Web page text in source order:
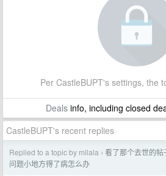
Per CastleBUPT's settings, the
Dealsinfo, including closed
CastleBUPT's recent replies
Replied to a topic by milala › 看了那个去世的帖
问题小地方得了病怎么办